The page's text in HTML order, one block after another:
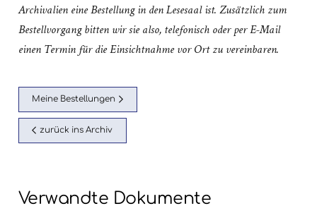
Archivalien eine Bestellung in den Lesesaal ist. Zusätzlich zum
Bestellvorgang bitten wir sie also, telefonisch oder per E-Mail
einen Termin für die Einsichtnahme vor Ort zu vereinbaren.
Meine Bestellungen
zurück ins Archiv
Verwandte Dokumente